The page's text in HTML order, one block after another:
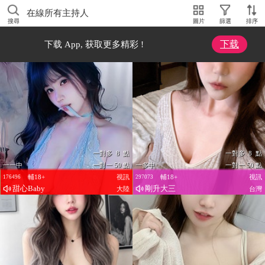
搜尋
在線所有主持人
圖片 篩選 排序
下载 App, 获取更多精彩 ! 下载
一一中
一對多 8 點
一對一 50 點
輔18+
視訊
176496
甜心Baby 大陸
一多中
一對多 8 點
一對一 50 點
輔18+
視訊
297073
剛升大三 台灣